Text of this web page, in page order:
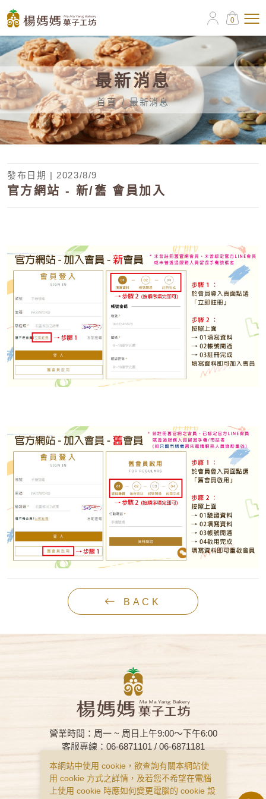
0
最新消息
首頁 最新消息
官方網站 - 新/舊 會員加入
發布日期 | 2023/8/9
BACK
營業時間：周一 ~ 周日上午9:00～下午6:00
客服專線：06-6871101 / 06-6871181
客服信箱：mamayang1929@gmail.com
客服傳真：
06-6872591
購物說明 隱私權政策 服務條款
本網站中使用 cookie，欲查詢有關本網站使
用 cookie 方式之詳情，及若您不希望在電腦
上使用 cookie 時應如何變更電腦的 cookie 設